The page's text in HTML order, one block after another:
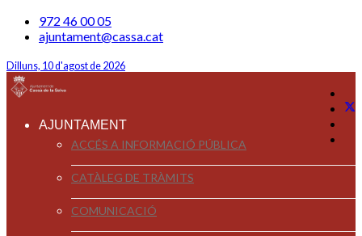
972 46 00 05
ajuntament@cassa.cat
Dilluns, 10 d'agost de 2026
AJUNTAMENT
ACCÉS A INFORMACIÓ PÚBLICA
CATÀLEG DE TRÀMITS
COMUNICACIÓ